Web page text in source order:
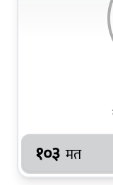
१०३ मत